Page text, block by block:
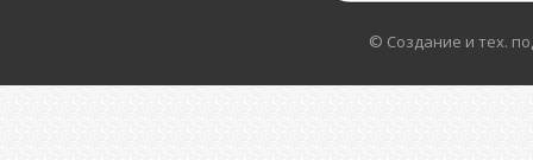
© Создание и тех.